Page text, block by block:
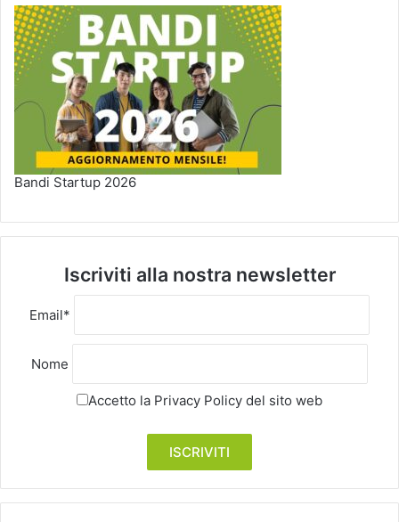
Bandi Startup 2026
Iscriviti alla nostra newsletter
Email*
Nome
Accetto la Privacy Policy del sito web